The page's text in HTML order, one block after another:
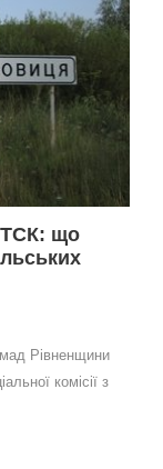
ТСК: що
Рівненщини
комісії з